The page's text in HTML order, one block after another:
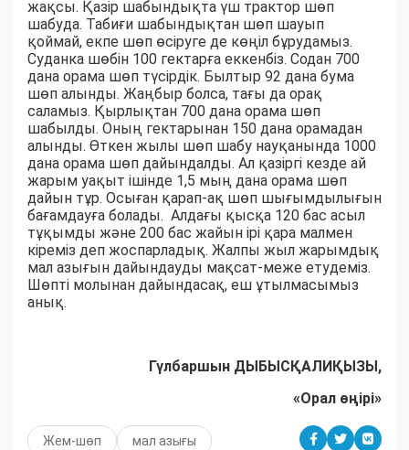
жақсы. Қазір шабындықта үш трактор шөп
шабуда. Табиғи шабындықтан шөп шауып
қоймай, екпе шөп өсіруге де көңіл бұрудамыз.
Суданка шөбін 100 гектарға еккенбіз. Содан 700
дана орама шөп түсірдік. Былтыр 92 дана бума
шөп алынды. Жаңбыр болса, тағы да орақ
саламыз. Қырлықтан 700 дана орама шөп
шабылды. Оның гектарынан 150 дана орамадан
алынды. Өткен жылы шөп шабу науқанында 1000
дана орама шөп дайындалды. Ал қазіргі кезде ай
жарым уақыт ішінде 1,5 мың дана орама шөп
дайын тұр. Осыған қарап-ақ шөп шығымдылығын
бағамдауға болады. Алдағы қысқа 120 бас асыл
тұқымды және 200 бас жайын ірі қара малмен
кіреміз деп жоспарладық. Жалпы жыл жарымдық
мал азығын дайындауды мақсат-меже етудеміз.
Шөпті молынан дайындасақ, еш ұтылмасымыз
анық.
Гүлбаршын ДЫБЫСҚАЛИҚЫЗЫ,
«Орал өңірі»
Жем-шөп мал азығы